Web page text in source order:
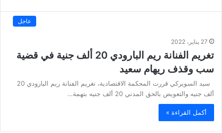
عاجل
27 يناير، 2022
تغريم الفنانة ريم البارودي 20 ألف جنية في قضية
سب وقذف ريهام سعيد
سيد السويركي قررت المحكمة الاقتصادية، تغريم الفنانة ريم البارودي 20
ألف جنيه والتعويض بالحق المدني 20 ألف جنيه بتهمة…
أكمل القراءة »